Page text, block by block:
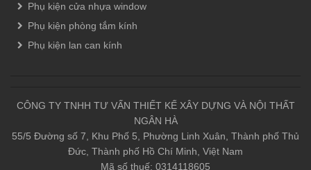
Phụ kiện cửa nhựa window
Phụ kiện phòng tắm kính
Phụ kiện lan can kính
CÔNG TY TNHH TƯ VẤN THIẾT KẾ XÂY DỰNG VÀ NỘI THẤT
NGÂN HÀ
55/5 Đường số 7, Khu Phố 5, Phường Linh Xuân, Thành phố Thủ
Đức, Thành phố Hồ Chí Minh, Việt Nam
Mã số thuế: 0314118605